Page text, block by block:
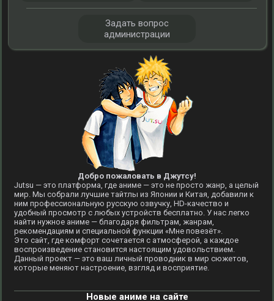
Добро пожаловать в Джутсу!
Jutsu — это платформа, где аниме — это не просто жанр, а целый
мир. Мы собрали лучшие тайтлы из Японии и Китая, добавили к
ним профессиональную русскую озвучку, HD-качество и
удобный просмотр с любых устройств бесплатно. У нас легко
найти нужное аниме — благодаря фильтрам, жанрам,
рекомендациям и специальной функции «Мне повезёт».
Это сайт, где комфорт сочетается с атмосферой, а каждое
воспроизведение становится настоящим удовольствием.
Данный проект — это ваш личный проводник в мир сюжетов,
которые меняют настроение, взгляд и восприятие.
Новые аниме на сайте
Задать вопрос
администрации